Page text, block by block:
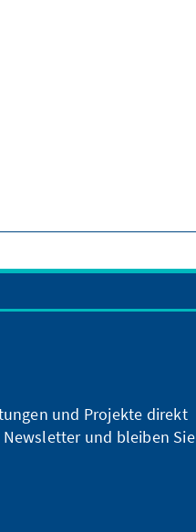
und Projekte direkt
und bleiben Sie